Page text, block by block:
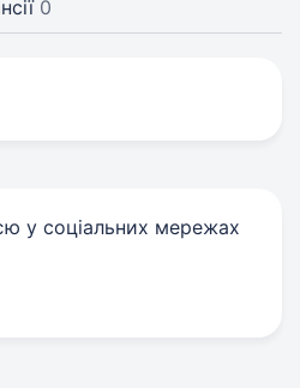
0
у соціальних мережах
link